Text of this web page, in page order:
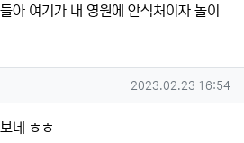
아 여기가 내 영원에 안식처이자 놀이
작성일
2023.02.23 16:54
네 ㅎㅎ